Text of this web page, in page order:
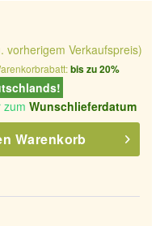
vorherigem Verkaufspreis)
bis zu 20%
zum Wunschlieferdatum
Warenkorb